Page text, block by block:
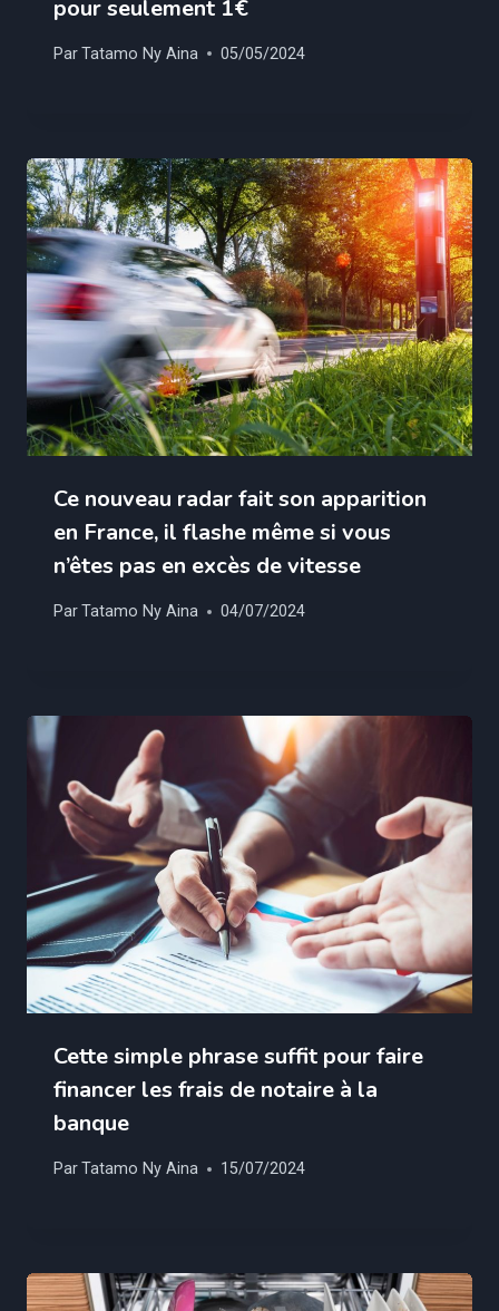
pour seulement 1€
ParTatamo Ny Aina 05/05/2024
Ce nouveau radar fait son apparition
en France, il flashe même si vous
n’êtes pas en excès de vitesse
ParTatamo Ny Aina 04/07/2024
Cette simple phrase suffit pour faire
financer les frais de notaire à la
banque
ParTatamo Ny Aina 15/07/2024